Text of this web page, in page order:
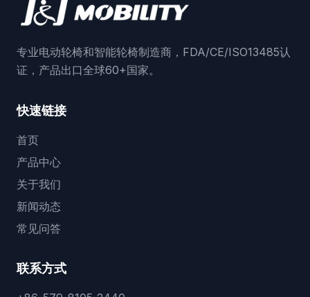
专业电动轮椅和智能轮椅制造商，FDA/CE/ISO13485认
证，产品出口全球60+国家。
快速链接
首页
产品中心
关于我们
新闻动态
常见问答
联系方式